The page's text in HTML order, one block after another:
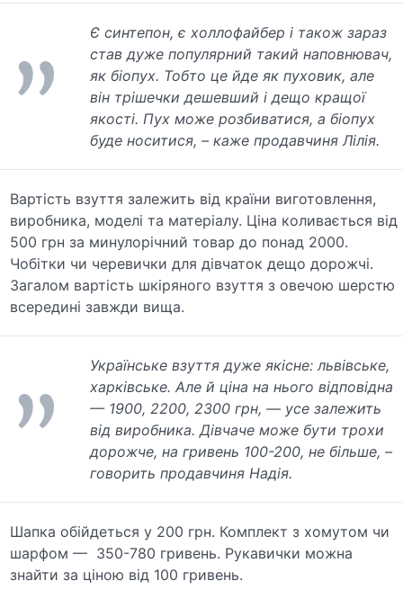
Є синтепон, є холлофайбер і також зараз
став дуже популярний такий наповнювач,
як біопух. Тобто це йде як пуховик, але
він трішечки дешевший і дещо кращої
якості. Пух може розбиватися, а біопух
буде носитися, – каже продавчиня Лілія.
Вартість взуття залежить від країни виготовлення,
виробника, моделі та матеріалу. Ціна коливається від
500 грн за минулорічний товар до понад 2000.
Чобітки чи черевички для дівчаток дещо дорожчі.
Загалом вартість шкіряного взуття з овечою шерстю
всередині завжди вища.
Українське взуття дуже якісне: львівське,
харківське. Але й ціна на нього відповідна
— 1900, 2200, 2300 грн, — усе залежить
від виробника. Дівчаче може бути трохи
дорожче, на гривень 100-200, не більше, –
говорить продавчиня Надія.
Шапка обійдеться у 200 грн. Комплект з хомутом чи
шарфом — 350-780 гривень. Рукавички можна
знайти за ціною від 100 гривень.